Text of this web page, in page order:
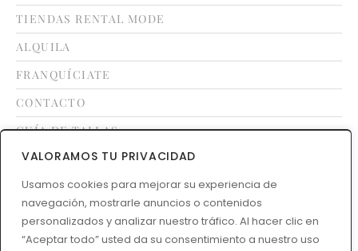
VALORAMOS TU PRIVACIDAD
Usamos cookies para mejorar su experiencia de
navegación, mostrarle anuncios o contenidos
personalizados y analizar nuestro tráfico. Al hacer clic en
“Aceptar todo” usted da su consentimiento a nuestro uso
TIENDAS RENTAL MODE
ALQUILA
FRANQUÍCIATE
CONTACTO
GUÍA DE TALLAS
LEGAL
TÉRMINOS Y CONDICIONES
POLÍTICA DE DEVOLUCIONES